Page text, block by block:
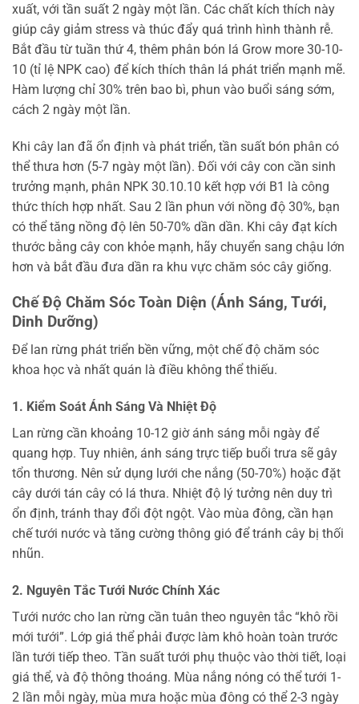
xuất, với tần suất 2 ngày một lần. Các chất kích thích này
giúp cây giảm stress và thúc đẩy quá trình hình thành rễ.
Bắt đầu từ tuần thứ 4, thêm phân bón lá Grow more 30-10-
10 (tỉ lệ NPK cao) để kích thích thân lá phát triển mạnh mẽ.
Hàm lượng chỉ 30% trên bao bì, phun vào buổi sáng sớm,
cách 2 ngày một lần.
Khi cây lan đã ổn định và phát triển, tần suất bón phân có
thể thưa hơn (5-7 ngày một lần). Đối với cây con cần sinh
trưởng mạnh, phân NPK 30.10.10 kết hợp với B1 là công
thức thích hợp nhất. Sau 2 lần phun với nồng độ 30%, bạn
có thể tăng nồng độ lên 50-70% dần dần. Khi cây đạt kích
thước bằng cây con khỏe mạnh, hãy chuyển sang chậu lớn
hơn và bắt đầu đưa dần ra khu vực chăm sóc cây giống.
Chế Độ Chăm Sóc Toàn Diện (Ánh Sáng, Tưới,
Dinh Dưỡng)
Để lan rừng phát triển bền vững, một chế độ chăm sóc
khoa học và nhất quán là điều không thể thiếu.
1. Kiểm Soát Ánh Sáng Và Nhiệt Độ
Lan rừng cần khoảng 10-12 giờ ánh sáng mỗi ngày để
quang hợp. Tuy nhiên, ánh sáng trực tiếp buổi trưa sẽ gây
tổn thương. Nên sử dụng lưới che nắng (50-70%) hoặc đặt
cây dưới tán cây có lá thưa. Nhiệt độ lý tưởng nên duy trì
ổn định, tránh thay đổi đột ngột. Vào mùa đông, cần hạn
chế tưới nước và tăng cường thông gió để tránh cây bị thối
nhũn.
2. Nguyên Tắc Tưới Nước Chính Xác
Tưới nước cho lan rừng cần tuân theo nguyên tắc “khô rồi
mới tưới”. Lớp giá thể phải được làm khô hoàn toàn trước
lần tưới tiếp theo. Tần suất tưới phụ thuộc vào thời tiết, loại
giá thể, và độ thông thoáng. Mùa nắng nóng có thể tưới 1-
2 lần mỗi ngày, mùa mưa hoặc mùa đông có thể 2-3 ngày